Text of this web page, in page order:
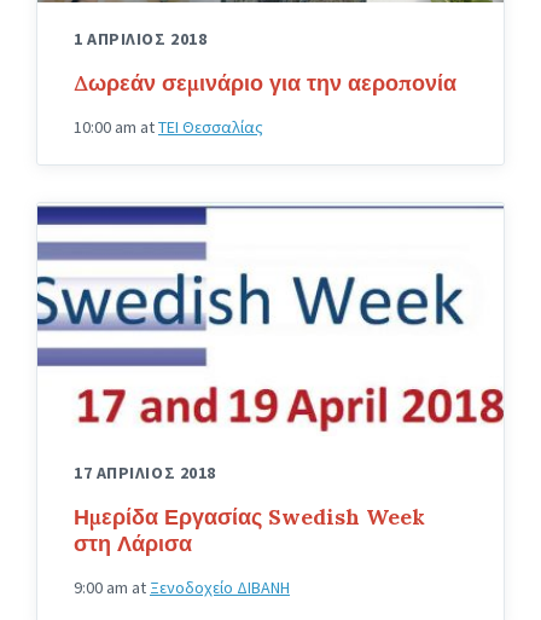
1 ΑΠΡΙΛΙΟΣ 2018
Δωρεάν σεμινάριο για την αεροπονία
10:00 am atTEI Θεσσαλίας
17 ΑΠΡΙΛΙΟΣ 2018
Ημερίδα Εργασίας Swedish Week
στη Λάρισα
9:00 am at Ξενοδοχείο ΔΙΒΑΝΗ